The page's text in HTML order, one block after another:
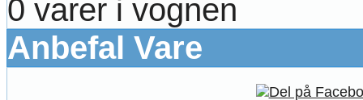
0 varer i vognen
Anbefal Vare